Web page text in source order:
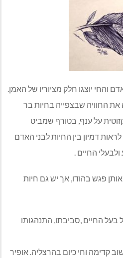
והחי יוצגו חלק מציוריו של האמן.
החוויה שבצפייה בחיות בר
על ענף, בטורף שמביט
לראות דמיון בין החיות לבני האדם
החיים .
פגש בהודו, אך יש גם חיות
בעל החיים ,סביבתו, התנהגותו
בן 24, גדל ביישוב קדימה וחי כיום בהרצליה. אופיר